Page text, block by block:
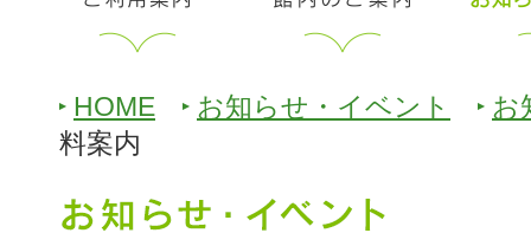
HOME お知らせ・イベント
お
料案内